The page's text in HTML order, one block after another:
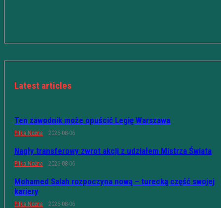
Latest articles
Ten zawodnik może opuścić Legię Warszawa
Piłka Nożna 2026-08-06
Nagły transferowy zwrot akcji z udziałem Mistrza Świata
Piłka Nożna 2026-08-06
Mohamed Salah rozpoczyna nową – turecką część swojej
kariery
Piłka Nożna 2026-08-06